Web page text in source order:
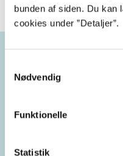
bunden af siden. Du
cookies under ”Detaljer”.
Nødvendig
Funktionelle
Statistik
Emneord
konkurrencer
fritidsaktiviteter